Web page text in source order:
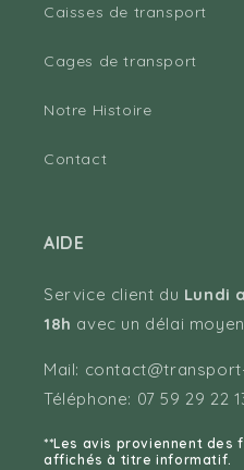
Caisses de transport
Cages de transport
Notre Histoire
Contact
AIDE
Service client du Lundi
18h avec un délai
Mail:
Téléphone: 07 59 29 22
**Les avis proviennent des
affichés à titre informatif.